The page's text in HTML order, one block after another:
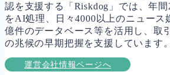
認を支援する「Riskdog」では、年
をAI処理、日々4000以上のニュース
億件のデータベース等を活用し、取
の兆候の早期把握を支援しています。
運営会社情報ページへ